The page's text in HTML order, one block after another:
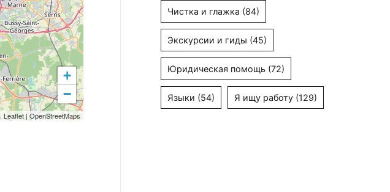
+
−
Leaflet | OpenStreetMaps
Чистка и глажка (84)
Экскурсии и гиды (45)
Юридическая помощь (72)
Языки (54) Я ищу работу (129)